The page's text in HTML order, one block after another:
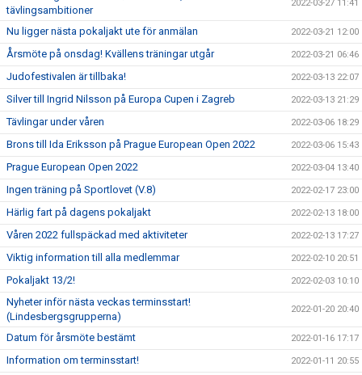
tävlingsambitioner
2022-03-27 11:41
Nu ligger nästa pokaljakt ute för anmälan 2022-03-21 12:00
Årsmöte på onsdag! Kvällens träningar utgår 2022-03-21 06:46
Judofestivalen är tillbaka! 2022-03-13 22:07
Silver till Ingrid Nilsson på Europa Cupen i Zagreb 2022-03-13 21:29
Tävlingar under våren 2022-03-06 18:29
Brons till Ida Eriksson på Prague European Open 2022 2022-03-06 15:43
Prague European Open 2022 2022-03-04 13:40
Ingen träning på Sportlovet (V.8) 2022-02-17 23:00
Härlig fart på dagens pokaljakt 2022-02-13 18:00
Våren 2022 fullspäckad med aktiviteter 2022-02-13 17:27
Viktig information till alla medlemmar 2022-02-10 20:51
Pokaljakt 13/2! 2022-02-03 10:10
Nyheter inför nästa veckas terminsstart!
(Lindesbergsgrupperna)
2022-01-20 20:40
Datum för årsmöte bestämt 2022-01-16 17:17
Information om terminsstart! 2022-01-11 20:55